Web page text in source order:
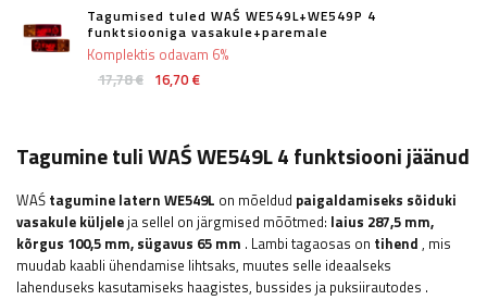
Tagumised tuled WAŚ WE549L+WE549P 4
funktsiooniga vasakule+paremale
17,78 € 16,70 €
Komplektis odavam 6%
Tagumine tuli WAŚ WE549L 4 funktsiooni jäänud
WAŚ tagumine latern WE549L on mõeldud paigaldamiseks sõiduki
vasakule küljeleja sellel on järgmised mõõtmed: laius 287,5 mm,
kõrgus 100,5 mm, sügavus 65 mm . Lambi tagaosas on tihend , mis
muudab kaabli ühendamise lihtsaks, muutes selle ideaalseks
lahenduseks kasutamiseks haagistes, bussides ja puksiirautodes .